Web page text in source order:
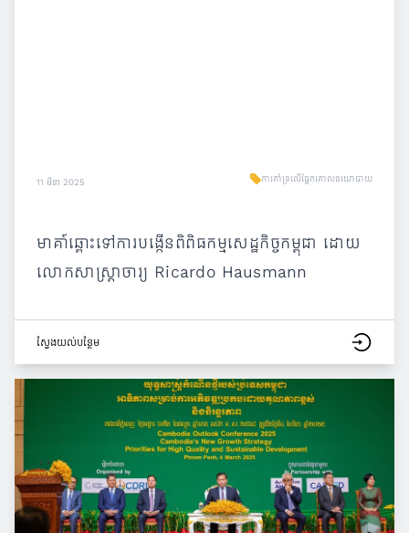
11 មីនា 2025 ការគាំទ្រលើផ្នែកគោលនយោបាយ
មាគា៍ឆ្ពោះទៅការបង្កើនពិពិធកម្មសេដ្ឋកិច្ចកម្ពុជា ដោយ
លោកសាស្រ្តាចារ្យ Ricardo Hausmann
ស្វែង​យល់​បន្ថែម